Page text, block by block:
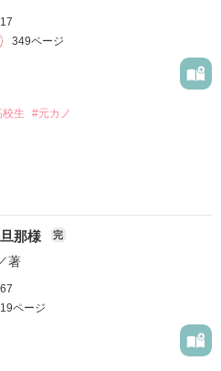
を読む
。応援してくださった方々あり
+｡o♡o｡+｡o♡o｡+｡
を読む
349ページ
校生 #元カノ
がらそう
那様 完
著
ページ